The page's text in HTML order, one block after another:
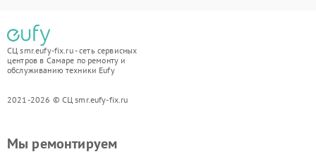
СЦ smr.eufy-fix.ru - сеть сервисных
центров в Самаре по ремонту и
обслуживанию техники Eufy
2021-2026 © СЦ smr.eufy-fix.ru
Мы ремонтируем